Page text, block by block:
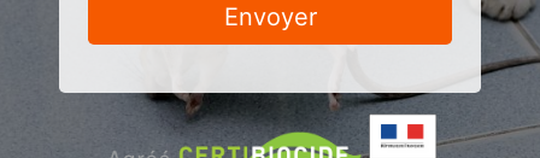
Envoyer